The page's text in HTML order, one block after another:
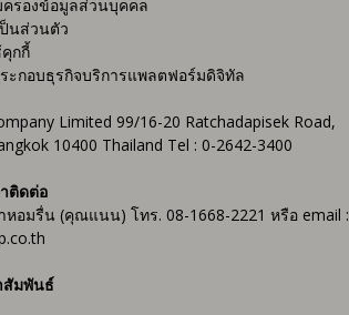
รองข้อมูลส่วนบุคคล
นส่วนตัว
กกี้
ะกอบธุรกิจบริการแพลตฟอร์มดิจิทัล
Limited 99/16-20 Ratchadapisek Road,
10400 Thailand Tel : 0-2642-3400
ติดต่อ
อมรื่น (คุณแนน) โทร. 08-1668-2221 หรือ email :
สัมพันธ์